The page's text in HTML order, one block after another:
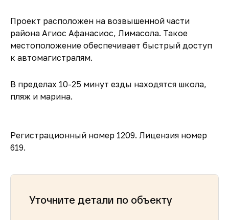
Проект расположен на возвышенной части
района Агиос Афанасиос, Лимасола. Такое
местоположение обеспечивает быстрый доступ
к автомагистралям.
В пределах 10-25 минут езды находятся школа,
пляж и марина.
Регистрационный номер 1209. Лицензия номер
619.
Уточните детали по объекту